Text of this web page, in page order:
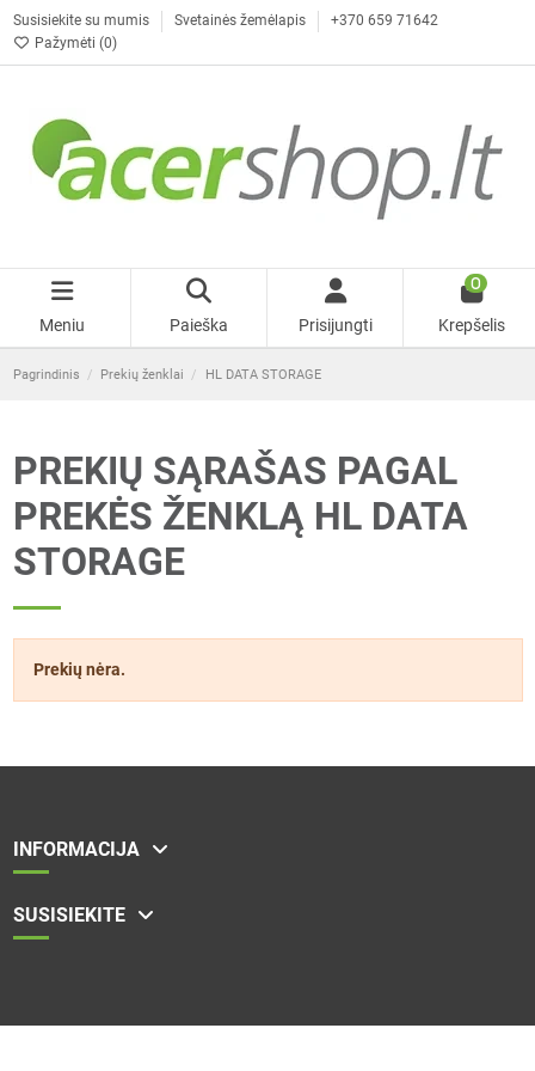
Susisiekite su mumis Svetainės žemėlapis
+370 659 71642
Pažymėti (0)
Meniu Paieška Prisijungti
0
Krepšelis
Pagrindinis Prekių ženklai HL DATA STORAGE
PREKIŲ SĄRAŠAS PAGAL
PREKĖS ŽENKLĄ HL DATA
STORAGE
Prekių nėra.
INFORMACIJA
SUSISIEKITE